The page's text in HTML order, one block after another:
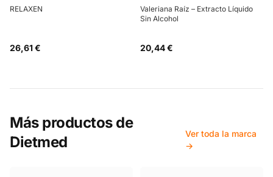
RELAXEN
26,61 €
Valeriana Raíz – Extracto Líquido
Sin Alcohol
20,44 €
Más productos de
Dietmed
Ver toda la marca
→